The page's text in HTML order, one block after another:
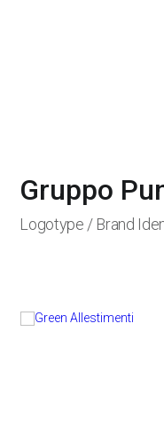
Gruppo
Logotype / Brand